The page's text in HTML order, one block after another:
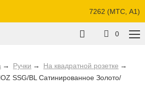
7262 (МТС, A1)
0
Ручки
На квадратной розетке
SSG/BL Сатинированное Золото/